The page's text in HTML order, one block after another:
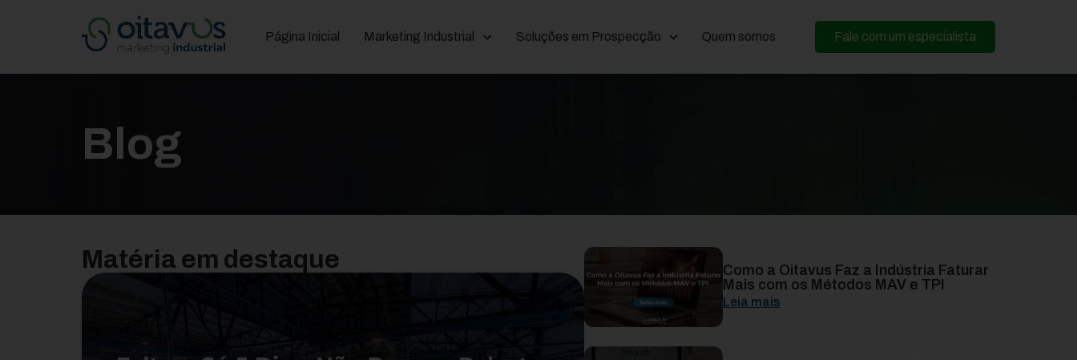
Página Inicial Marketing Industrial Soluções em Prospecção Quem somos Fale com um especialista
Blog
Matéria em destaque
Como a Oitavus Faz a Indústria Faturar
Mais com os Métodos MAV e TPI
Leia mais